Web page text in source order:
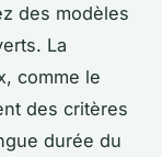
des modèles
La
comme le
des critères
durée du